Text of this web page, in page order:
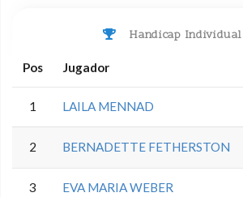
Handicap Individual
Pos Jugador
1 LAILA MENNAD
2 BERNADETTE FETHERSTON
3 EVA MARIA WEBER